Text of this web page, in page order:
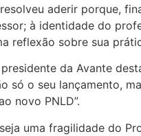
aderir porque,
à identidade do
reflexão sobre sua
da Avante
só o seu lançamento,
novo PNLD”.
uma fragilidade do